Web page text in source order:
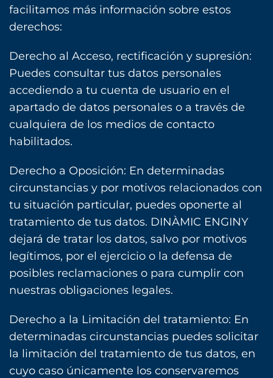
facilitamos más información sobre estos
derechos:
Derecho al Acceso, rectificación y supresión:
Puedes consultar tus datos personales
accediendo a tu cuenta de usuario en el
apartado de datos personales o a través de
cualquiera de los medios de contacto
habilitados.
Derecho a Oposición: En determinadas
circunstancias y por motivos relacionados con
tu situación particular, puedes oponerte al
tratamiento de tus datos. DINÀMIC ENGINY
dejará de tratar los datos, salvo por motivos
legítimos, por el ejercicio o la defensa de
posibles reclamaciones o para cumplir con
nuestras obligaciones legales.
Derecho a la Limitación del tratamiento: En
determinadas circunstancias puedes solicitar
la limitación del tratamiento de tus datos, en
cuyo caso únicamente los conservaremos